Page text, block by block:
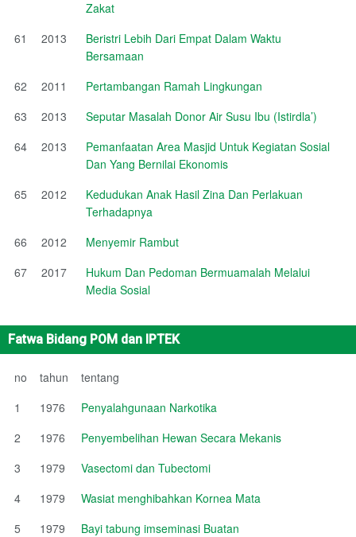
Zakat
61
2013
Beristri Lebih Dari Empat Dalam Waktu
Bersamaan
62
2011
Pertambangan Ramah Lingkungan
63
2013
Seputar Masalah Donor Air Susu Ibu (Istirdla’)
64
2013
Pemanfaatan Area Masjid Untuk Kegiatan Sosial
Dan Yang Bernilai Ekonomis
65
2012
Kedudukan Anak Hasil Zina Dan Perlakuan
Terhadapnya
66
2012
Menyemir Rambut
67
2017
Hukum Dan Pedoman Bermuamalah Melalui
Media Sosial
Fatwa Bidang POM dan IPTEK
no tahun
tentang
1
1976
Penyalahgunaan Narkotika
2
1976
Penyembelihan Hewan Secara Mekanis
3
1979
Vasectomi dan Tubectomi
4
1979
Wasiat menghibahkan Kornea Mata
5
1979
Bayi tabung imseminasi Buatan